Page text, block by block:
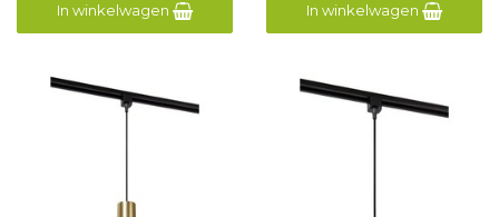
In winkelwagen In winkelwagen